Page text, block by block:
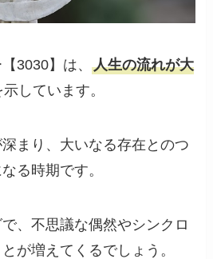
3030】は、人生の流れが大
示しています。
まり、大いなる存在とのつ
る時期です。
、不思議な偶然やシンクロ
が増えてくるでしょう。